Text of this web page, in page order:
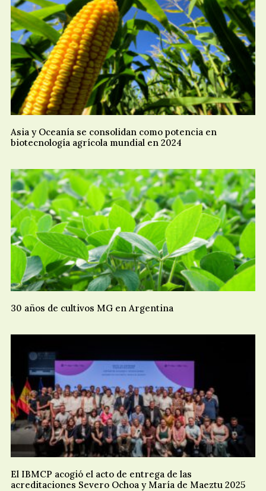
Asia y Oceanía se consolidan como potencia en
biotecnología agrícola mundial en 2024
30 años de cultivos MG en Argentina
El IBMCP acogió el acto de entrega de las
acreditaciones Severo Ochoa y María de Maeztu 2025